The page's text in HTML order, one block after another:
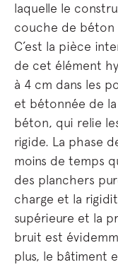
laquelle le
couche de béton
C’est la pièce
de cet élément
à 4 cm dans les
et bétonnée de
béton, qui relie
rigide. La phase
moins de temps
des planchers
charge et la
supérieure et la
bruit est
plus, le bâtiment